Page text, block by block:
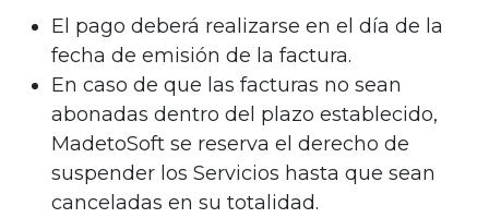
El pago deberá realizarse en el día de la
fecha de emisión de la factura.
En caso de que las facturas no sean
abonadas dentro del plazo establecido,
MadetoSoft se reserva el derecho de
suspender los Servicios hasta que sean
canceladas en su totalidad.